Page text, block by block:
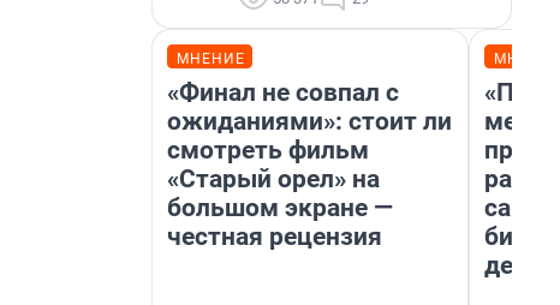
МНЕНИЕ
«Финал не совпал с
ожиданиями»: стоит ли
смотреть фильм
«Старый орел» на
большом экране —
честная рецензия